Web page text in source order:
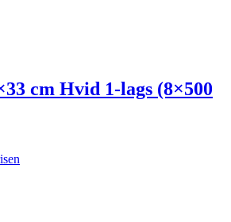
cm Hvid 1-lags (8×500